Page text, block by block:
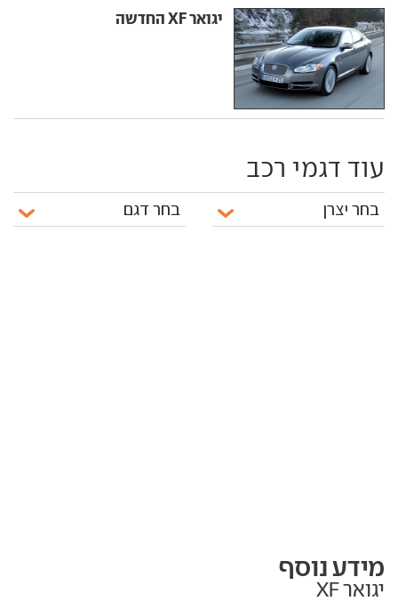
יגואר XF החדשה
עוד דגמי רכב
מידע נוסף
יגואר XF